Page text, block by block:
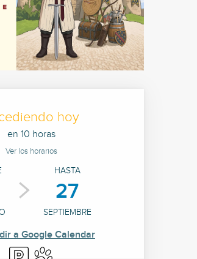
y datos de
hoy
en 10 horas
Ver los horarios
HASTA
27
SEPTIEMBRE
a Google Calendar
Aparcamiento
Se aceptan animales